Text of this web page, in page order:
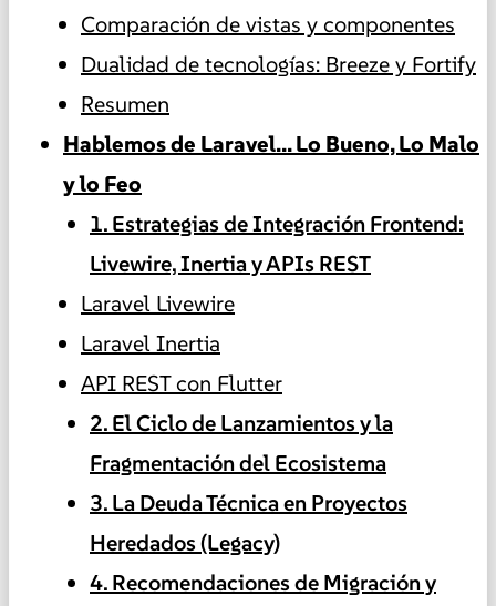
Comparación de vistas y componentes
Dualidad de tecnologías: Breeze y Fortify
Resumen
Hablemos de Laravel... Lo Bueno, Lo Malo
y lo Feo
1. Estrategias de Integración Frontend:
Livewire, Inertia y APIs REST
Laravel Livewire
Laravel Inertia
API REST con Flutter
2. El Ciclo de Lanzamientos y la
Fragmentación del Ecosistema
3. La Deuda Técnica en Proyectos
Heredados (Legacy)
4. Recomendaciones de Migración y